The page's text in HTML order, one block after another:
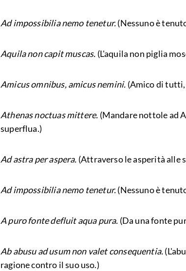
Ad impossibilia nemo tenetur.(Nessuno è
Aquila non capit muscas. (L'aquila non piglia
Amicus omnibus, amicus nemini. (Amico di tutti,
Athenas noctuas mittere. (Mandare nottole ad
superflua.)
Ad astra per aspera. (Attraverso le asperità alle
Ad impossibilia nemo tenetur.(Nessuno è
A puro fonte defluit aqua pura. (Da una fonte
Ab abusu ad usum non valet consequentia.
ragione contro il suo uso.)